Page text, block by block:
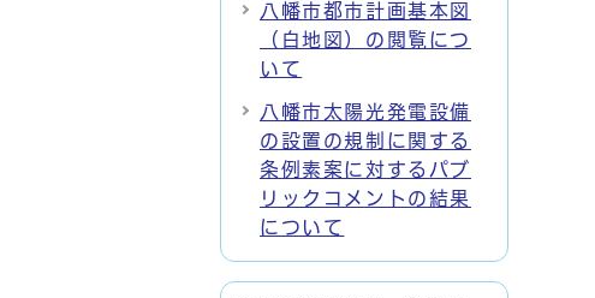
八幡市都市計画基本図
（白地図）の閲覧につ
いて
八幡市太陽光発電設備
の設置の規制に関する
条例素案に対するパブ
リックコメントの結果
について